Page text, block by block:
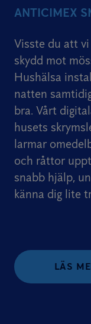
ANTICIMEX
Visste du att
skydd mot
Hushälsa
natten
bra. Vårt
husets
larmar
och råttor
snabb hjälp,
känna dig lite
LÄS